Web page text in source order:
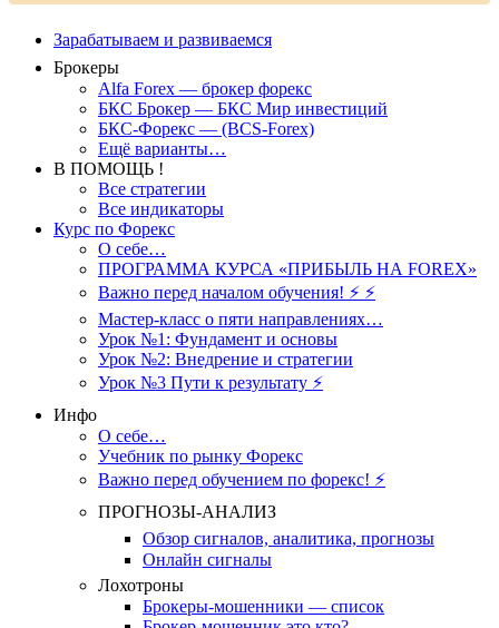
Зарабатываем и развиваемся
Брокеры
Alfa Forex — брокер форекс
БКС Брокер — БКС Мир инвестиций
БКС-Форекс — (BCS-Forex)
Ещё варианты…
В ПОМОЩЬ !
Все стратегии
Все индикаторы
Курс по Форекс
О себе…
ПРОГРАММА КУРСА «ПРИБЫЛЬ НА FOREX»
Важно перед началом обучения! ⚡ ⚡
Мастер-класс о пяти направлениях…
Урок №1: Фундамент и основы
Урок №2: Внедрение и стратегии
Урок №3 Пути к результату ⚡️
Инфо
О себе…
Учебник по рынку Форекс
Важно перед обучением по форекс! ⚡
ПРОГНОЗЫ-АНАЛИЗ
Обзор сигналов, аналитика, прогнозы
Онлайн сигналы
Лохотроны
Брокеры-мошенники — список